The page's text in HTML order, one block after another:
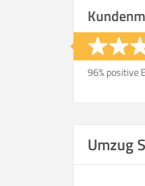
96% positive
Umzug